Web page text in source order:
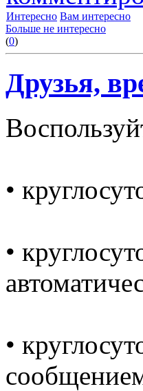
Интересно Вам интересно
Больше не интересно
(0)
Друзья,
•
•
•